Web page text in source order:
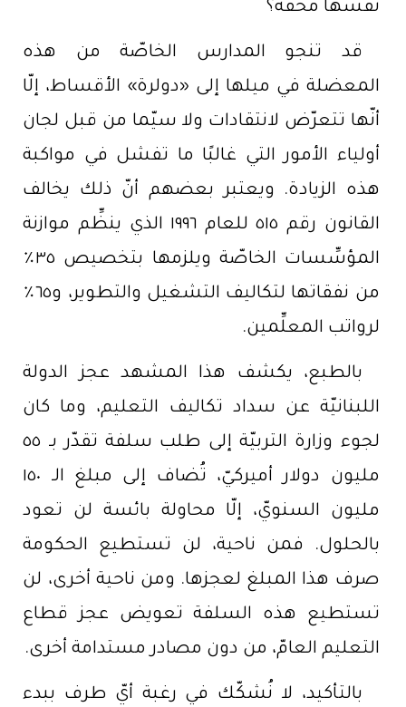
نفسها محقّة؟
قد تنجو المدارس الخاصّة من هذه
المعضلة في ميلها إلى «دولرة» الأقساط، إلّا
أنّها تتعرّض لانتقادات ولا سيّما من قبل لجان
أولياء الأمور التي غالبًا ما تفشل في مواكبة
هذه الزيادة. ويعتبر بعضهم أنّ ذلك يخالف
القانون رقم ٥١٥ للعام ١٩٩٦ الذي ينظِّم موازنة
المؤسِّسات الخاصّة ويلزمها بتخصيص ٣٥٪
من نفقاتها لتكاليف التشغيل والتطوير، و٦٥٪
لرواتب المعلِّمين.
بالطبع، يكشف هذا المشهد عجز الدولة
اللبنانيّة عن سداد تكاليف التعليم، وما كان
لجوء وزارة التربيّة إلى طلب سلفة تقدّر بـ ٥٥
مليون دولار أميركيّ، تُضاف إلى مبلغ الـ ١٥٠
مليون السنويّ، إلّا محاولة بائسة لن تعود
بالحلول. فمن ناحية، لن تستطيع الحكومة
صرف هذا المبلغ لعجزها. ومن ناحية أخرى، لن
تستطيع هذه السلفة تعويض عجز قطاع
التعليم العامّ، من دون مصادر مستدامة أخرى.
بالتأكيد، لا نُشكّك في رغبة أيّ طرف ببدء